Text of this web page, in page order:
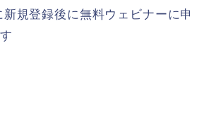
規登録後に無料ウェビナーに申